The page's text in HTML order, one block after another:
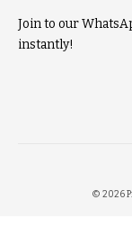
Join to our
instantly!
© 2026